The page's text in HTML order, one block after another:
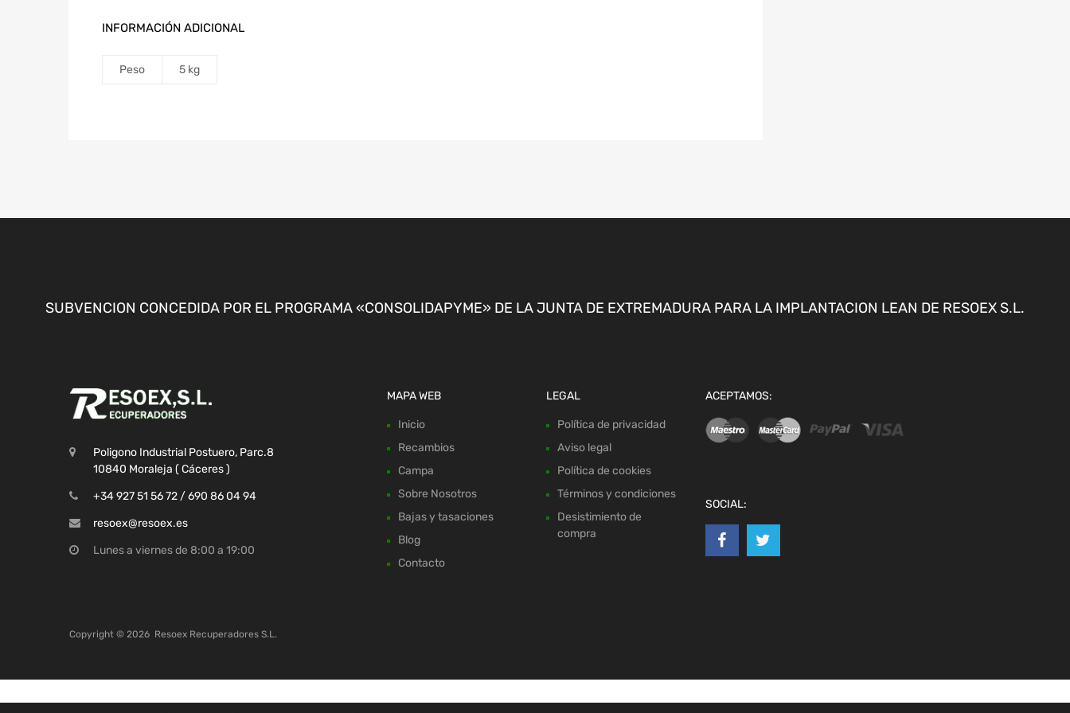
INFORMACIÓN ADICIONAL
Peso 5 kg
SUBVENCION CONCEDIDA POR EL PROGRAMA «CONSOLIDAPYME» DE LA JUNTA DE EXTREMADURA PARA LA IMPLANTACION LEAN DE RESOEX S.L.
Poligono Industrial Postuero, Parc.8
10840 Moraleja ( Cáceres )
+34 927 51 56 72 / 690 86 04 94
resoex@resoex.es
Lunes a viernes de 8:00 a 19:00
MAPA WEB
Inicio
Recambios
Campa
Sobre Nosotros
Bajas y tasaciones
Blog
Contacto
LEGAL
Política de privacidad
Aviso legal
Política de cookies
Términos y condiciones
Desistimiento de
compra
ACEPTAMOS:
SOCIAL:
Copyright © 2026 Resoex Recuperadores S.L.